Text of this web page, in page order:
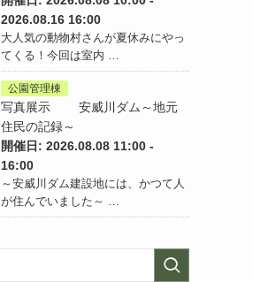
2026.08.16 16:00
大人気の動物村さんが夏休みにやっ
てくる！今回は室内 …
公園管理棟
写真展示 安威川ダム～地元
住民の記録～
開催日: 2026.08.08 11:00 -
16:00
～安威川ダム建設地には、かつて人
が住んでいました～ …